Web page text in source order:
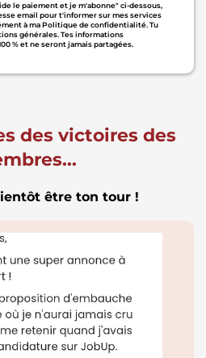
le paiement et je m'abonne" ci-dessous,
email pour t'informer sur mes services
à maPolitique de confidentialité. Tu
générales. Tes informations
% et ne seront jamais partagées.
des victoires des
être ton tour !